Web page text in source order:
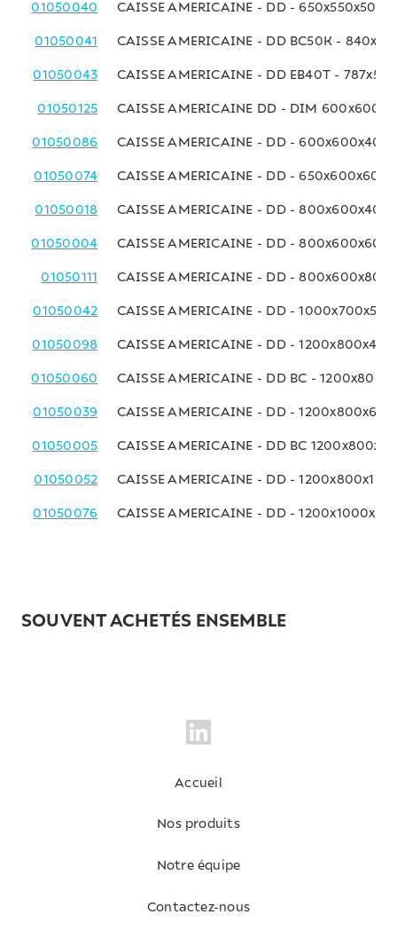
01050040 CAISSE AMERICAINE - DD - 650x550x500
01050041 CAISSE AMERICAINE - DD BC50K -
01050043 CAISSE AMERICAINE - DD EB40T -
01050125 CAISSE AMERICAINE DD - DIM
01050086 CAISSE AMERICAINE - DD - 600x600x400
01050074 CAISSE AMERICAINE - DD - 650x600x600
01050018 CAISSE AMERICAINE - DD - 800x600x400
01050004 CAISSE AMERICAINE - DD - 800x600x600
01050111 CAISSE AMERICAINE - DD - 800x600x800
01050042 CAISSE AMERICAINE - DD -
01050098 CAISSE AMERICAINE - DD -
01050060 CAISSE AMERICAINE - DD BC -
01050039 CAISSE AMERICAINE - DD -
01050005 CAISSE AMERICAINE - DD BC
01050052 CAISSE AMERICAINE - DD -
01050076 CAISSE AMERICAINE - DD -
SOUVENT ACHETÉS ENSEMBLE
Accueil
Nos produits
Notre équipe
Contactez-nous